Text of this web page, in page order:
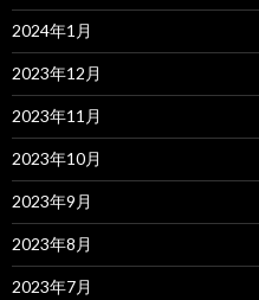
2024年1月
2023年12月
2023年11月
2023年10月
2023年9月
2023年8月
2023年7月